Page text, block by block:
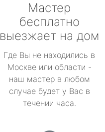
Мастер
бесплатно
выезжает на дом
Где Вы не находились в
Москве или области -
наш мастер в любом
случае будет у Вас в
течении часа.